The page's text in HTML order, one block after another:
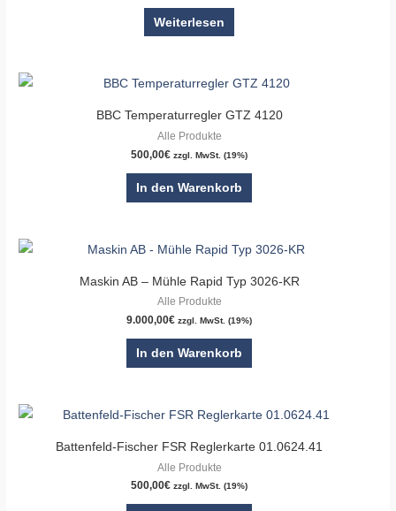
Weiterlesen
BBC Temperaturregler GTZ 4120
Alle Produkte
500,00€ zzgl. MwSt. (19%)
In den Warenkorb
Maskin AB – Mühle Rapid Typ 3026-KR
Alle Produkte
9.000,00€ zzgl. MwSt. (19%)
In den Warenkorb
Battenfeld-Fischer FSR Reglerkarte 01.0624.41
Alle Produkte
500,00€ zzgl. MwSt. (19%)